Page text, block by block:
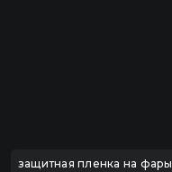
защитная пленка на фары